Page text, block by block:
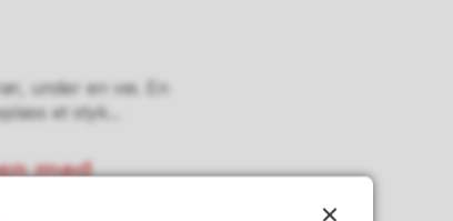
under en vei. En
et styk...
med